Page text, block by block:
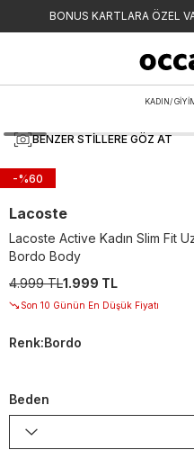
BONUS KARTLARA ÖZEL
KADIN/
BENZER STILLERE GÖZ AT
-%60
Lacoste
Lacoste Active Kadın Slim Fit
Bordo Body
4.999 TL1.999 TL
Son 10 Günün En Düşük Fiyatı
Renk:Bordo
Beden